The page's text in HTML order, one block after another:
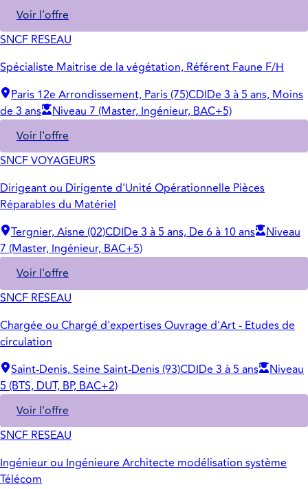
Voir l'offre
SNCF RESEAU
Spécialiste Maitrise de la végétation, Référent Faune F/H
Paris 12e Arrondissement, Paris (75)CDIDe 3 à 5 ans, Moins
de 3 ans
Niveau 7 (Master, Ingénieur, BAC+5)
Voir l'offre
SNCF VOYAGEURS
Dirigeant ou Dirigente d'Unité Opérationnelle Pièces
Réparables du Matériel
Tergnier, Aisne (02)CDIDe 3 à 5 ans, De 6 à 10 ans
Niveau
7 (Master, Ingénieur, BAC+5)
Voir l'offre
SNCF RESEAU
Chargée ou Chargé d'expertises Ouvrage d'Art - Etudes de
circulation
Saint-Denis, Seine Saint-Denis (93)CDIDe 3 à 5 ans
Niveau
5 (BTS, DUT, BP, BAC+2)
Voir l'offre
SNCF RESEAU
Ingénieur ou Ingénieure Architecte modélisation système
Télécom